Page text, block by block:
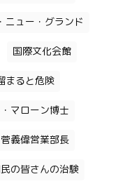
ニュー・グランド
国際文化会館
まると危険
マローン博士
菅義偉営業部長
の皆さんの治験